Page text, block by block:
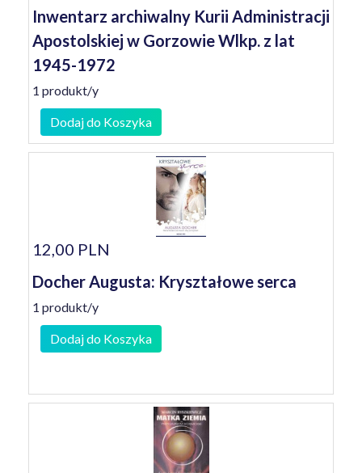
Inwentarz archiwalny Kurii Administracji
Apostolskiej w Gorzowie Wlkp. z lat
1945-1972
1 produkt/y
Dodaj do Koszyka
12,00 PLN
Docher Augusta: Kryształowe serca
1 produkt/y
Dodaj do Koszyka